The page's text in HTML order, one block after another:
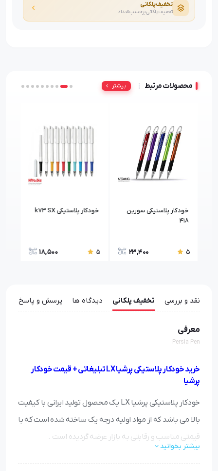
تخفیف پلکانی
تخفیف پلکانی برحسب تعداد
محصولات مرتبط بیشتر
خودکار پلاستیکی سورین
418
5
23,400
خودکار پلاستیکی k73 SX
5
18,500
نقد و بررسی تخفیف پلکانی دیدگاه ها پرسش و پاسخ ها
معرفی
Persia Pen
خرید خودکار پلاستیکی پرشیا LX تبلیغاتی + قیمت خودکار
پرشیا
خودکار پلاستیکی پرشیا LX یک محصول تولید ایرانی با کیفیت
بالا می باشد که از مواد اولیه درجه یک ساخته شده است که با
قیمتی مناسب و رقابتی به بازار عرضه گردیده است .
بیشتر بخوانید